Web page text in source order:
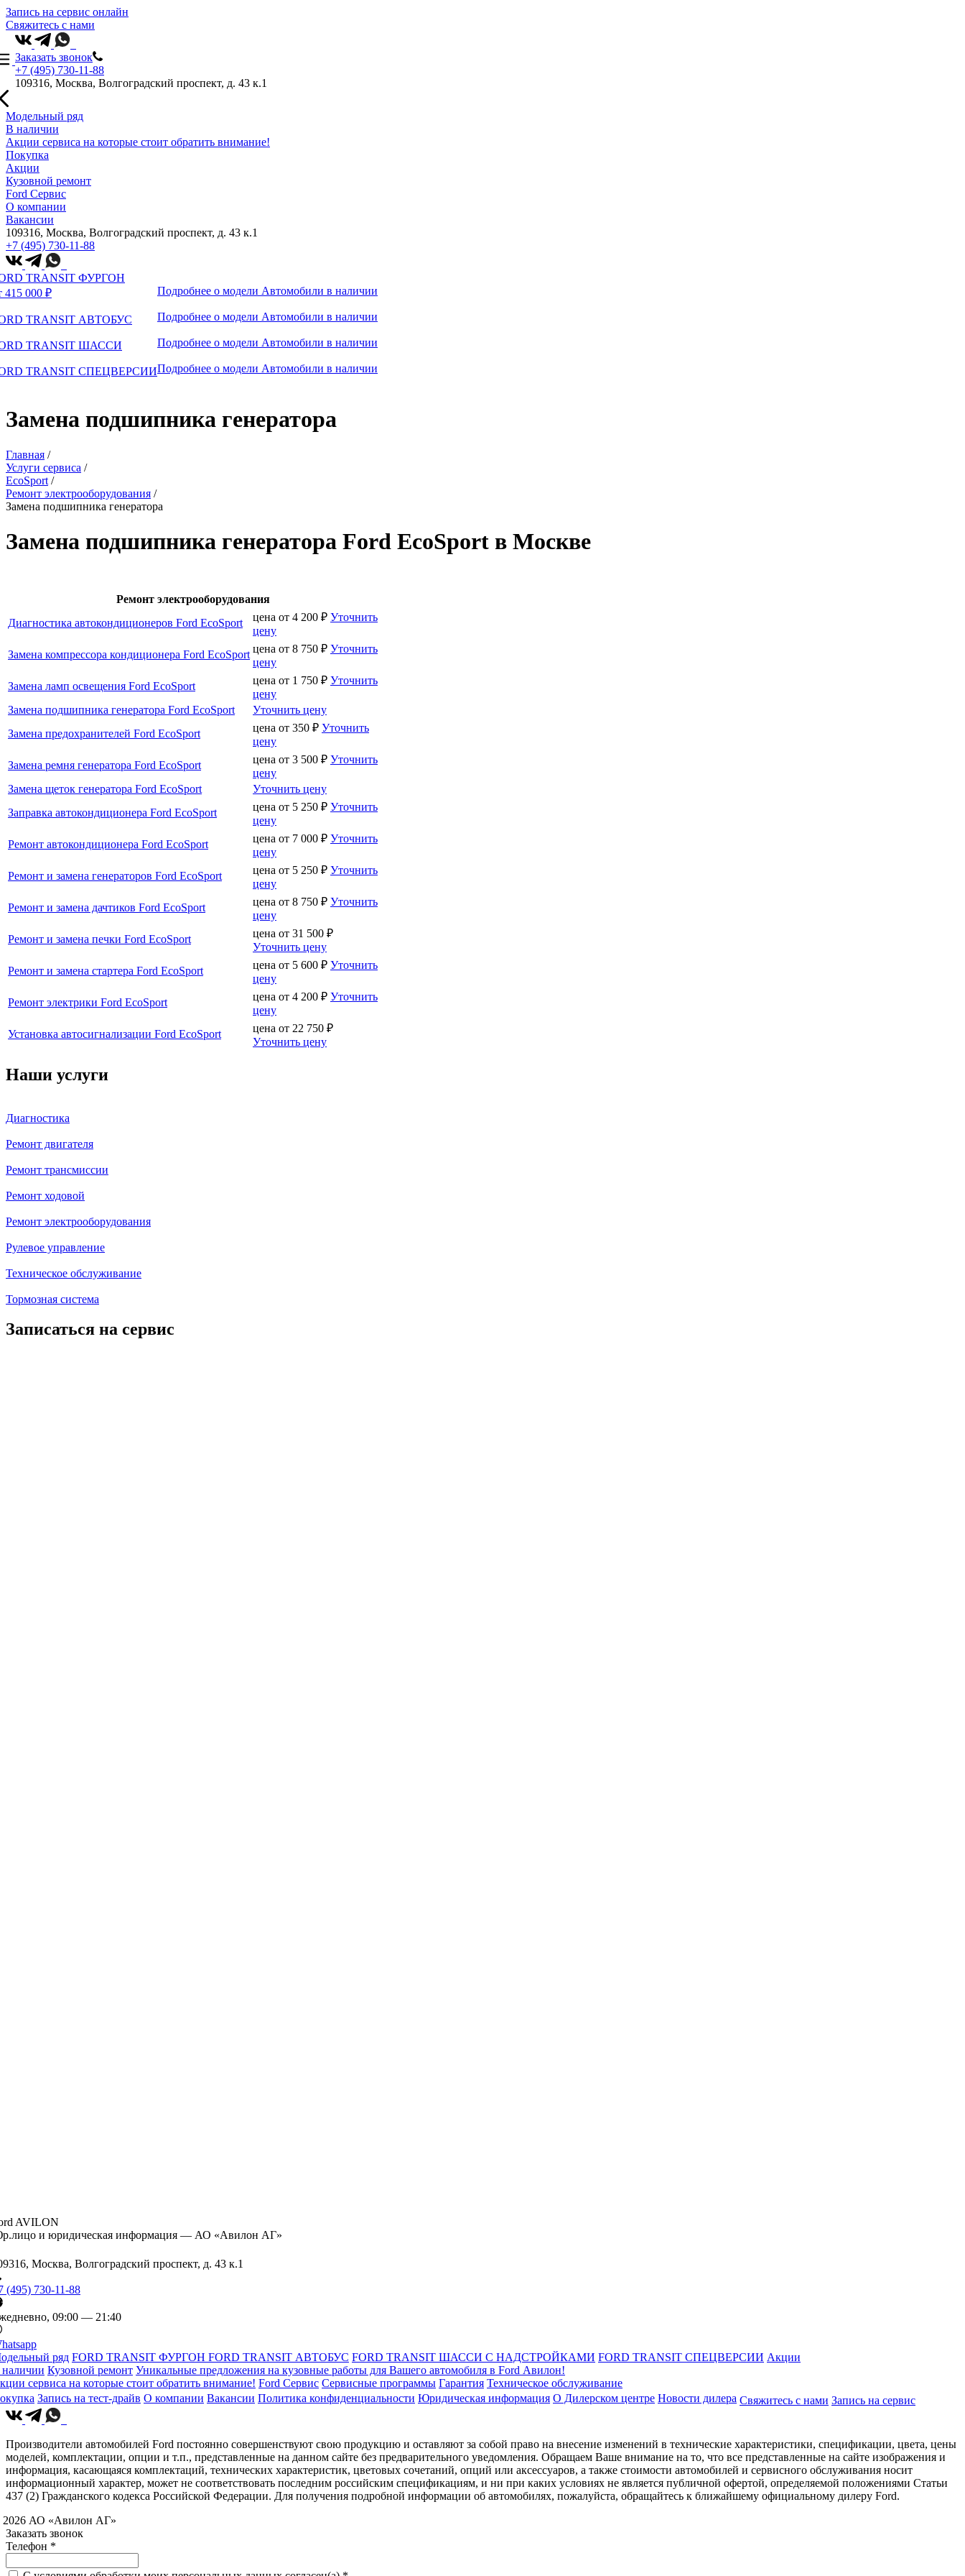
Запись на сервис онлайн
Свяжитесь с нами
Заказать звонок
+7 (495) 730-11-88
109316, Москва, Волгоградский проспект, д. 43 к.1
Модельный ряд
В наличии
Акции сервиса на которые стоит обратить внимание!
Покупка
Акции
Кузовной ремонт
Ford Сервис
О компании
Вакансии
109316, Москва, Волгоградский проспект, д. 43 к.1
+7 (495) 730-11-88
TRANSIT ФУРГОН
415 000 ₽
TRANSIT АВТОБУС
TRANSIT ШАССИ
TRANSIT СПЕЦВЕРСИИ
Подробнее о модели Автомобили в наличии
Подробнее о модели Автомобили в наличии
Подробнее о модели Автомобили в наличии
Подробнее о модели Автомобили в наличии
Замена подшипника генератора
Главная /
Услуги сервиса /
EcoSport /
Ремонт электрооборудования /
Замена подшипника генератора
Замена подшипника генератора Ford EcoSport в Москве
Ремонт электрооборудования
Диагностика автокондиционеров Ford EcoSport
цена от 4 200 ₽ Уточнить
цену
Замена компрессора кондиционера Ford EcoSport цена от 8 750 ₽ Уточнить
цену
Замена ламп освещения Ford EcoSport
цена от 1 750 ₽ Уточнить
цену
Замена подшипника генератора Ford EcoSport
Уточнить цену
Замена предохранителей Ford EcoSport
цена от 350 ₽ Уточнить
цену
Замена ремня генератора Ford EcoSport
цена от 3 500 ₽ Уточнить
цену
Замена щеток генератора Ford EcoSport
Уточнить цену
Заправка автокондиционера Ford EcoSport
цена от 5 250 ₽ Уточнить
цену
Ремонт автокондиционера Ford EcoSport
цена от 7 000 ₽ Уточнить
цену
Ремонт и замена генераторов Ford EcoSport
цена от 5 250 ₽ Уточнить
цену
Ремонт и замена дачтиков Ford EcoSport
цена от 8 750 ₽ Уточнить
цену
Ремонт и замена печки Ford EcoSport
цена от 31 500 ₽
Уточнить цену
Ремонт и замена стартера Ford EcoSport
цена от 5 600 ₽ Уточнить
цену
Ремонт электрики Ford EcoSport
цена от 4 200 ₽ Уточнить
цену
Установка автосигнализации Ford EcoSport
цена от 22 750 ₽
Уточнить цену
Наши услуги
Диагностика
Ремонт двигателя
Ремонт трансмиссии
Ремонт ходовой
Ремонт электрооборудования
Рулевое управление
Техническое обслуживание
Тормозная система
Записаться на сервис
AVILON
и юридическая информация — АО «Авилон АГ»
Москва, Волгоградский проспект, д. 43 к.1
(495) 730-11-88
09:00 — 21:40
ряд FORD TRANSIT ФУРГОН FORD TRANSIT АВТОБУС FORD TRANSIT ШАССИ С НАДСТРОЙКАМИ FORD TRANSIT СПЕЦВЕРСИИ Акции
Кузовной ремонт Уникальные предложения на кузовные работы для Вашего автомобиля в Ford Авилон!
сервиса на которые стоит обратить внимание! Ford Сервис Сервисные программы Гарантия Техническое обслуживание
Запись на тест-драйв О компании Вакансии Политика конфиденциальности Юридическая информация О Дилерском центре Новости дилера Свяжитесь с нами Запись на сервис
Производители автомобилей Ford постоянно совершенствуют свою продукцию и оставляют за собой право на внесение изменений в технические характеристики, спецификации, цвета, цены
моделей, комплектации, опции и т.п., представленные на данном сайте без предварительного уведомления. Обращаем Ваше внимание на то, что все представленные на сайте изображения и
информация, касающаяся комплектаций, технических характеристик, цветовых сочетаний, опций или аксессуаров, а также стоимости автомобилей и сервисного обслуживания носит
информационный характер, может не соответствовать последним российским спецификациям, и ни при каких условиях не является публичной офертой, определяемой положениями Статьи
437 (2) Гражданского кодекса Российской Федерации. Для получения подробной информации об автомобилях, пожалуйста, обращайтесь к ближайшему официальному дилеру Ford.
АО «Авилон АГ»
Заказать звонок
Телефон *